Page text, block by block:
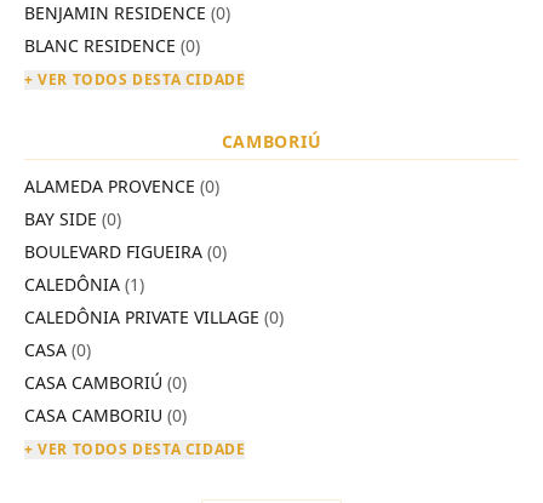
BENJAMIN RESIDENCE (0)
BLANC RESIDENCE (0)
+ VER TODOS DESTA CIDADE
CAMBORIÚ
ALAMEDA PROVENCE (0)
BAY SIDE (0)
BOULEVARD FIGUEIRA (0)
CALEDÔNIA (1)
CALEDÔNIA PRIVATE VILLAGE (0)
CASA (0)
CASA CAMBORIÚ (0)
CASA CAMBORIU (0)
+ VER TODOS DESTA CIDADE